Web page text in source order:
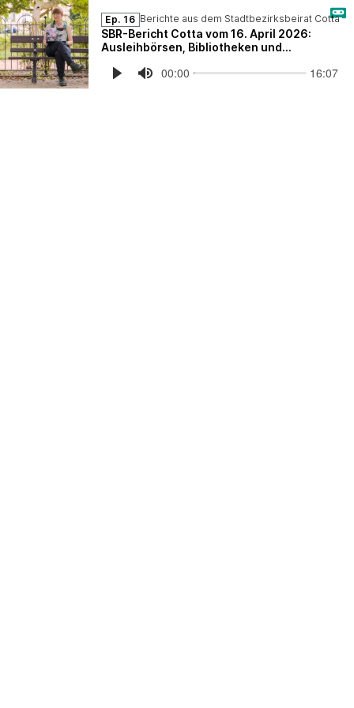
Ep. 16 Berichte aus dem Stadtbezirksbeirat Cotta
SBR-Bericht Cotta vom 16. April 2026:
Ausleihbörsen, Bibliotheken und